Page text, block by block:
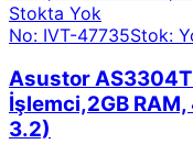
Stokta Yok
No: IVT-47735Stok:
Asustor AS3304T
İşlemci,2GB RAM,
3.2)